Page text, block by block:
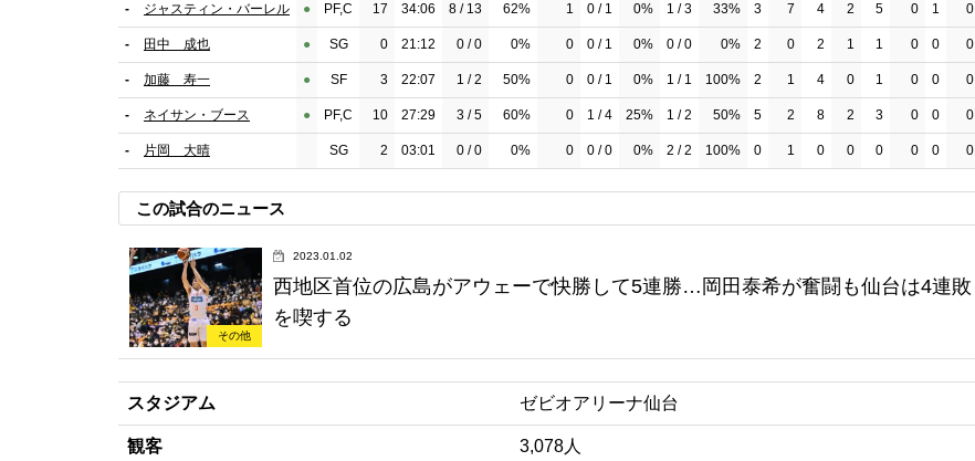
- ジャスティン・バーレル ●︎ PF,C 17 34:06 8 / 13 62% 1 0 / 1 0% 1 / 3 33% 3 7 4 2 5 0 1 0
- 田中 成也 ●︎ SG 0 21:12 0 / 0 0% 0 0 / 1 0% 0 / 0 0% 2 0 2 1 1 0 0 0
- 加藤 寿一 ●︎ SF 3 22:07 1 / 2 50% 0 0 / 1 0% 1 / 1 100% 2 1 4 0 1 0 0 0
- ネイサン・ブース ●︎ PF,C 10 27:29 3 / 5 60% 0 1 / 4 25% 1 / 2 50% 5 2 8 2 3 0 0 0
- 片岡 大晴 SG 2 03:01 0 / 0 0% 0 0 / 0 0% 2 / 2 100% 0 1 0 0 0 0 0 0
この試合のニュース
その他
2023.01.02
西地区首位の広島がアウェーで快勝して5連勝…岡田泰希が奮闘も仙台は4連敗
を喫する
スタジアム ゼビオアリーナ仙台
観客 3,078人